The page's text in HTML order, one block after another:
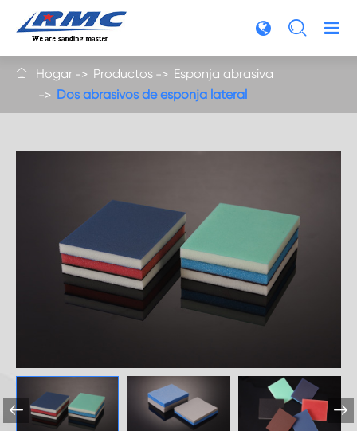

 Hogar Productos
Esponja abrasiva
Dos abrasivos de esponja lateral

